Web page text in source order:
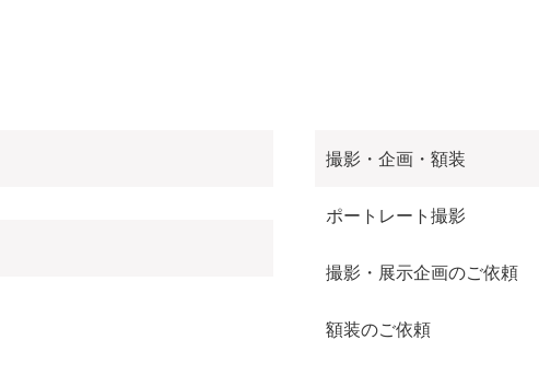
撮影・企画・額装
ポートレート撮影
撮影・展示企画のご依頼
額装のご依頼